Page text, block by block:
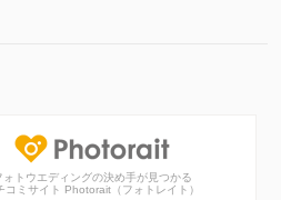
ォトウエディングの決め手が見つかる
コミサイト Photorait（フォトレイト）